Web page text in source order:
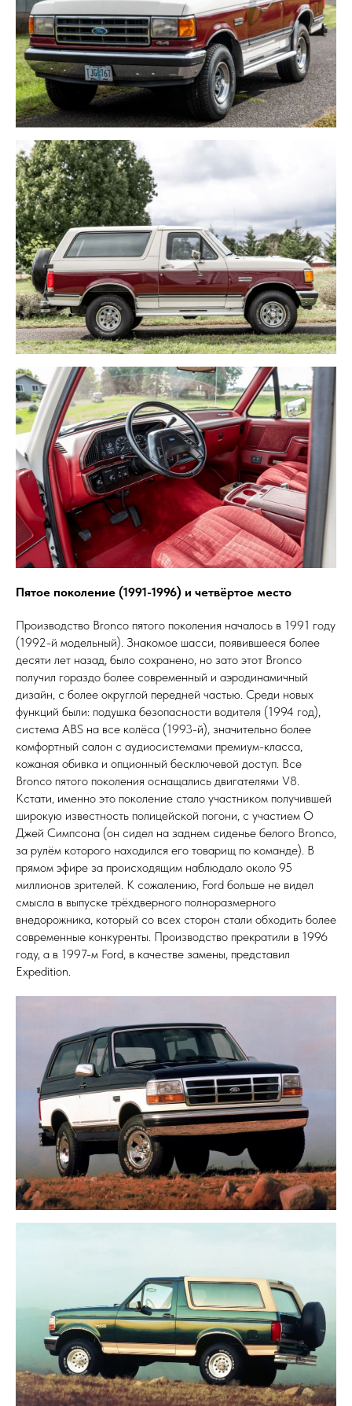
Пятое поколение (1991-1996) и четвёртое место
Производство Bronco пятого поколения началось в 1991 году
(1992-й модельный). Знакомое шасси, появившееся более
десяти лет назад, было сохранено, но зато этот Bronco
получил гораздо более современный и аэродинамичный
дизайн, с более округлой передней частью. Среди новых
функций были: подушка безопасности водителя (1994 год),
система ABS на все колёса (1993-й), значительно более
комфортный салон с аудиосистемами премиум-класса,
кожаная обивка и опционный бесключевой доступ. Все
Bronco пятого поколения оснащались двигателями V8.
Кстати, именно это поколение стало участником получившей
широкую известность полицейской погони, с участием О
Джей Симпсона (он сидел на заднем сиденье белого Bronco,
за рулём которого находился его товарищ по команде). В
прямом эфире за происходящим наблюдало около 95
миллионов зрителей. К сожалению, Ford больше не видел
смысла в выпуске трёхдверного полноразмерного
внедорожника, который со всех сторон стали обходить более
современные конкуренты. Производство прекратили в 1996
году, а в 1997-м Ford, в качестве замены, представил
Expedition.